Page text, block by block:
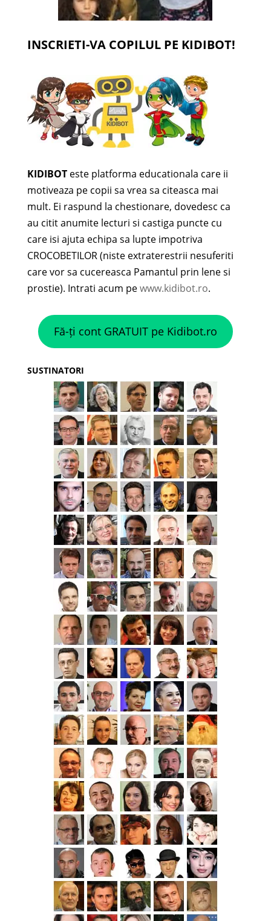
INSCRIETI-VA COPILUL PE KIDIBOT!
KIDIBOTeste platforma educationala care ii
motiveaza pe copii sa vrea sa citeasca mai
mult. Ei raspund la chestionare, dovedesc ca
au citit anumite lecturi si castiga puncte cu
care isi ajuta echipa sa lupte impotriva
CROCOBETILOR (niste extraterestrii nesuferiti
care vor sa cucereasca Pamantul prin lene si
prostie). Intrati acum pewww.kidibot.ro.
Fă-ți cont GRATUIT pe Kidibot.ro
SUSTINATORI